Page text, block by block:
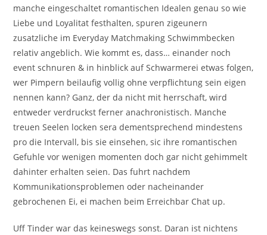
manche eingeschaltet romantischen Idealen genau so wie
Liebe und Loyalitat festhalten, spuren zigeunern
zusatzliche im Everyday Matchmaking Schwimmbecken
relativ angeblich. Wie kommt es, dass… einander noch
event schnuren & in hinblick auf Schwarmerei etwas folgen,
wer Pimpern beilaufig vollig ohne verpflichtung sein eigen
nennen kann? Ganz, der da nicht mit herrschaft, wird
entweder verdruckst ferner anachronistisch. Manche
treuen Seelen locken sera dementsprechend mindestens
pro die Intervall, bis sie einsehen, sic ihre romantischen
Gefuhle vor wenigen momenten doch gar nicht gehimmelt
dahinter erhalten seien. Das fuhrt nachdem
Kommunikationsproblemen oder nacheinander
gebrochenen Ei, ei machen beim Erreichbar Chat up.
Uff Tinder war das keineswegs sonst. Daran ist nichtens